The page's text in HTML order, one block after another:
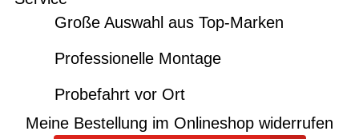
Große Auswahl aus Top-Marken
Professionelle Montage
Probefahrt vor Ort
Meine Bestellung im Onlineshop widerrufen